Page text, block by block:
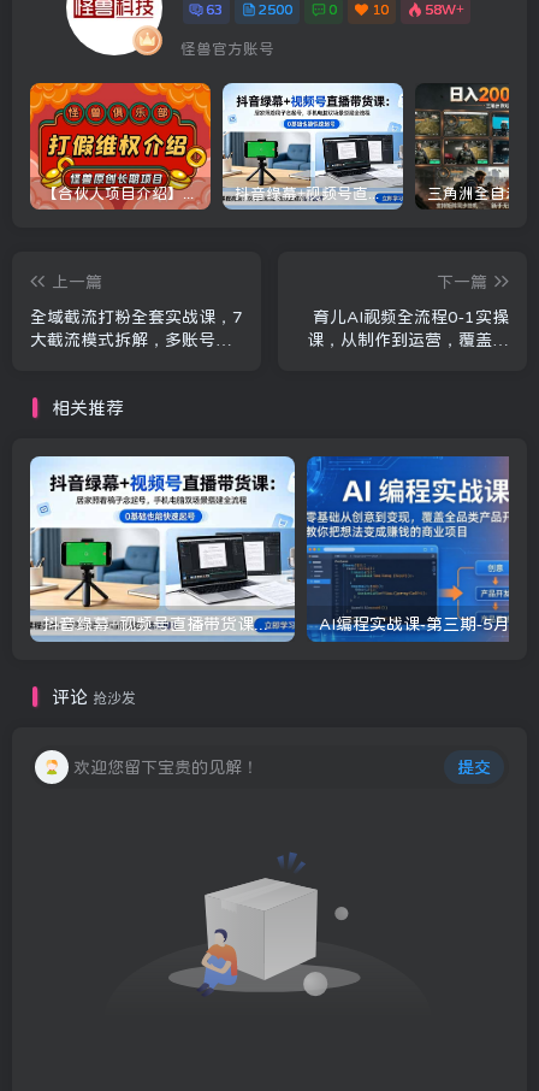
63 2500 0 10 58W+
怪兽官方账号
【合伙人项目介绍】打假维权项目介绍 抖音绿幕+视频号直播带货课：居家照着稿子念起号，手机电脑双场景搭建全流程
上一篇
全域截流打粉全套实战课，7
大截流模式拆解，多账号养
下一篇
育儿AI视频全流程0-1实操
课，从制作到运营，覆盖伙
相关推荐
抖音绿幕+视频号直播带货课：居家照着稿子念起号，手机电脑双场景搭建全流程
评论 抢沙发
欢迎您留下宝贵的见解！ 提交